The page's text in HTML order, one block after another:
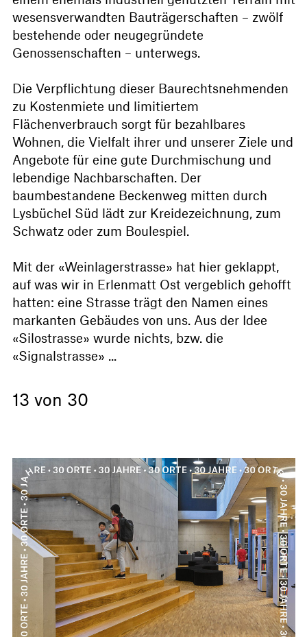
wesensverwandten Bauträgerschaften – zwölf
bestehende oder neugegründete
Genossenschaften – unterwegs.
Die Verpflichtung dieser Baurechtsnehmenden
zu Kostenmiete und limitiertem
Flächenverbrauch sorgt für bezahlbares
Wohnen, die Vielfalt ihrer und unserer Ziele und
Angebote für eine gute Durchmischung und
lebendige Nachbarschaften. Der
baumbestandene Beckenweg mitten durch
Lysbüchel Süd lädt zur Kreidezeichnung, zum
Schwatz oder zum Boulespiel.
Mit der «Weinlagerstrasse» hat hier geklappt,
auf was wir in Erlenmatt Ost vergeblich gehofft
hatten: eine Strasse trägt den Namen eines
markanten Gebäudes von uns. Aus der Idee
«Silostrasse» wurde nichts, bzw. die
«Signalstrasse» ...
13 von 30